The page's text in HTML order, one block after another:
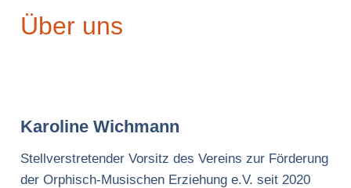
Über uns
Karoline Wichmann
Stellverstretender Vorsitz des Vereins zur Förderung
der Orphisch-Musischen Erziehung e.V. seit 2020